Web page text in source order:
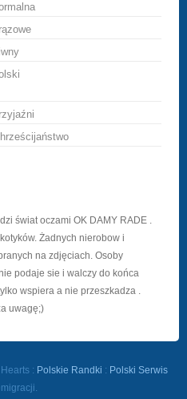
świat oczami OK DAMY RADE .
Żadnych nierobow i
na zdjęciach. Osoby
podaje sie i walczy do końca
wspiera a nie przeszkadza .
uwagę;)
: Polskie Randki : Polski Serwis